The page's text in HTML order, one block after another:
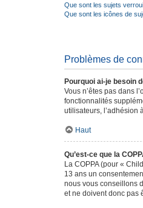
Que sont les sujets
Que sont les icônes de
Problèmes de
Pourquoi ai-je besoin
Vous n’êtes pas dans
fonctionnalités
utilisateurs, l’adhésion
Haut
Qu’est-ce que la
La COPPA (pour «
13 ans un
nous vous conseillons
et ne doivent donc pas